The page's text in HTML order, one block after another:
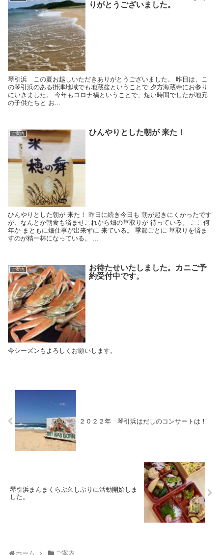
りがとうございました。
琴引浜 この夏お越しいただきありがとうございました。 昨日は、こ
の琴引浜のある掛津地域でも地蔵盆ということで 夕方海蔵寺にお参り
にいきました。 今年もコロナ禍ということで、短い時間でしたが地元
の子供たちと お...
ご案内 ひんやりとした朝が 来た！
ひんやりとした朝が 来た！ 昨日に続き今日も 朝が起きにくかったです
が、なんとか朝食も済ませこれから畑の草取りが 待っている。 ここ何
年か まともに畑仕事が出来ずに 来ている。 季節ごとに 草取りを済ま
すのが精一杯になっている。 ...
ご案内
お待たせいたしました。カニご予
約受付中です。
今シーズンもよろしくお願いします。
２０２２年 琴引浜はだしのコンサートは！
琴引浜まんまくらぶ久しぶりに活動開始しま
した。
ホーム ご案内